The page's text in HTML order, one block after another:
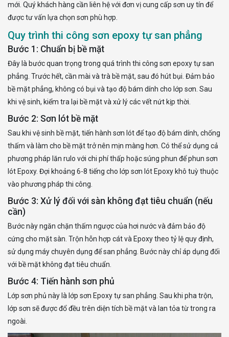
mới. Quý khách hàng cần liên hệ với đơn vị cung cấp sơn uy tín để
được tư vấn lựa chọn sơn phù hợp.
Quy trình thi công sơn epoxy tự san phẳng
Bước 1: Chuẩn bị bề mặt
Đây là bước quan trọng trong quá trình thi công sơn epoxy tự san
phẳng. Trước hết, cần mài và trà bề mặt, sau đó hút bụi. Đảm bảo
bề mặt phẳng, không có bụi và tạo độ bám dính cho lớp sơn. Sau
khi vệ sinh, kiểm tra lại bề mặt và xử lý các vết nứt kịp thời.
Bước 2: Sơn lót bề mặt
Sau khi vệ sinh bề mặt, tiến hành sơn lót để tạo độ bám dính, chống
thấm và làm cho bề mặt trở nên mịn màng hơn. Có thể sử dụng cả
phương pháp lăn rulo với chi phí thấp hoặc súng phun để phun sơn
lót Epoxy. Đợi khoảng 6-8 tiếng cho lớp sơn lót Epoxy khô tuỳ thuộc
vào phương pháp thi công.
Bước 3: Xử lý đối với sàn không đạt tiêu chuẩn (nếu
cần)
Bước này ngăn chặn thấm ngược của hơi nước và đảm bảo độ
cứng cho mặt sàn. Trộn hỗn hợp cát và Epoxy theo tỷ lệ quy định,
sử dụng máy chuyên dụng để san phẳng. Bước này chỉ áp dụng đối
với bề mặt không đạt tiêu chuẩn.
Bước 4: Tiến hành sơn phủ
Lớp sơn phủ này là lớp sơn Epoxy tự san phẳng. Sau khi pha trộn,
lớp sơn sẽ được đổ đều trên diện tích bề mặt và lan tỏa từ trong ra
ngoài.